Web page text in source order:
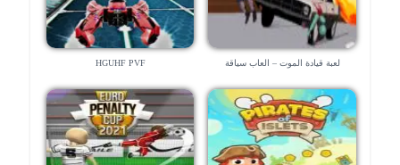
لعبة قيادة الموت – العاب سياقة HGUHF PVF